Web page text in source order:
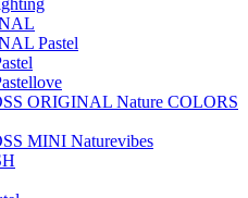
Pastel
ORIGINAL Nature COLORS
MINI Naturevibes